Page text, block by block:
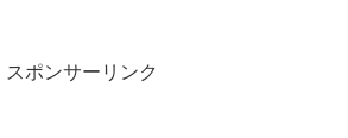
スポンサーリンク